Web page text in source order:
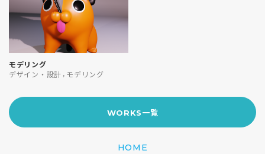
モデリング
デザイン・設計 , モデリング
WORKS一覧
HOME